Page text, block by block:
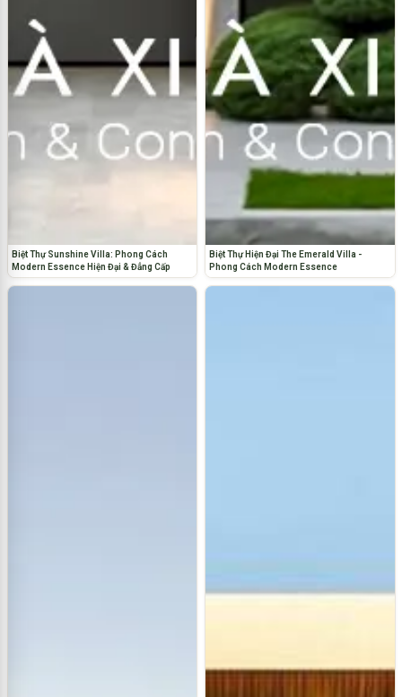
Biệt Thự Sunshine Villa: Phong Cách
Modern Essence Hiện Đại & Đẳng Cấp
Biệt Thự Hiện Đại The Emerald Villa -
Phong Cách Modern Essence